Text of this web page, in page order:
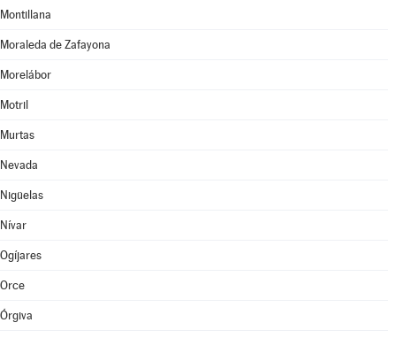
Montillana
Moraleda de Zafayona
Morelábor
Motril
Murtas
Nevada
Nigüelas
Nívar
Ogíjares
Orce
Órgiva